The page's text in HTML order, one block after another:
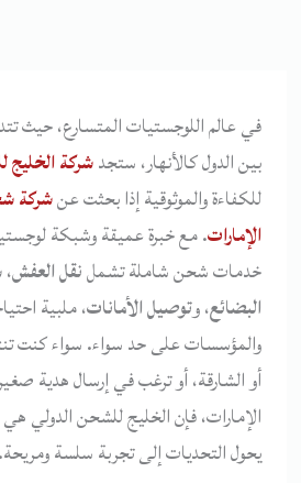
في عالم اللوجستيات المتسارع، حيث
بين الدول كالأنهار، ستجدشركة الخليج
للكفاءة والموثوقية إذا بحثت عنشركة
الإمارات. مع خبرة عميقة وشبكة
خدمات شحن شاملة تشملنقل العفش،
البضائع، وتوصيل الأمانات، ملبية
والمؤسسات على حد سواء. سواء كنت
أو الشارقة، أو ترغب في إرسال هدية
الإمارات، فإن الخليج للشحن الدولي
يحول التحديات إلى تجربة سلسة ومريحة.